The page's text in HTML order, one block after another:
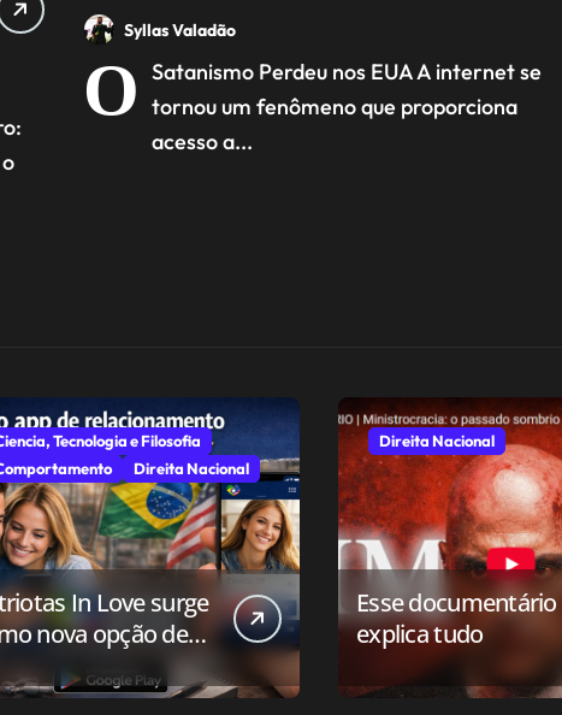
Syllas Valadão
O Satanismo Perdeu nos EUA A internet se
tornou um fenômeno que proporciona
acesso a...
Tecnologia e Filosofia
Direita Nacional
In Love surge
nova opção de
de
para o
Direita Nacional
Esse documentário
explica tudo